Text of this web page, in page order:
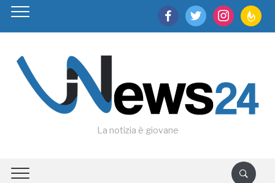
facebooktwitter instagram
La notizia è giovane